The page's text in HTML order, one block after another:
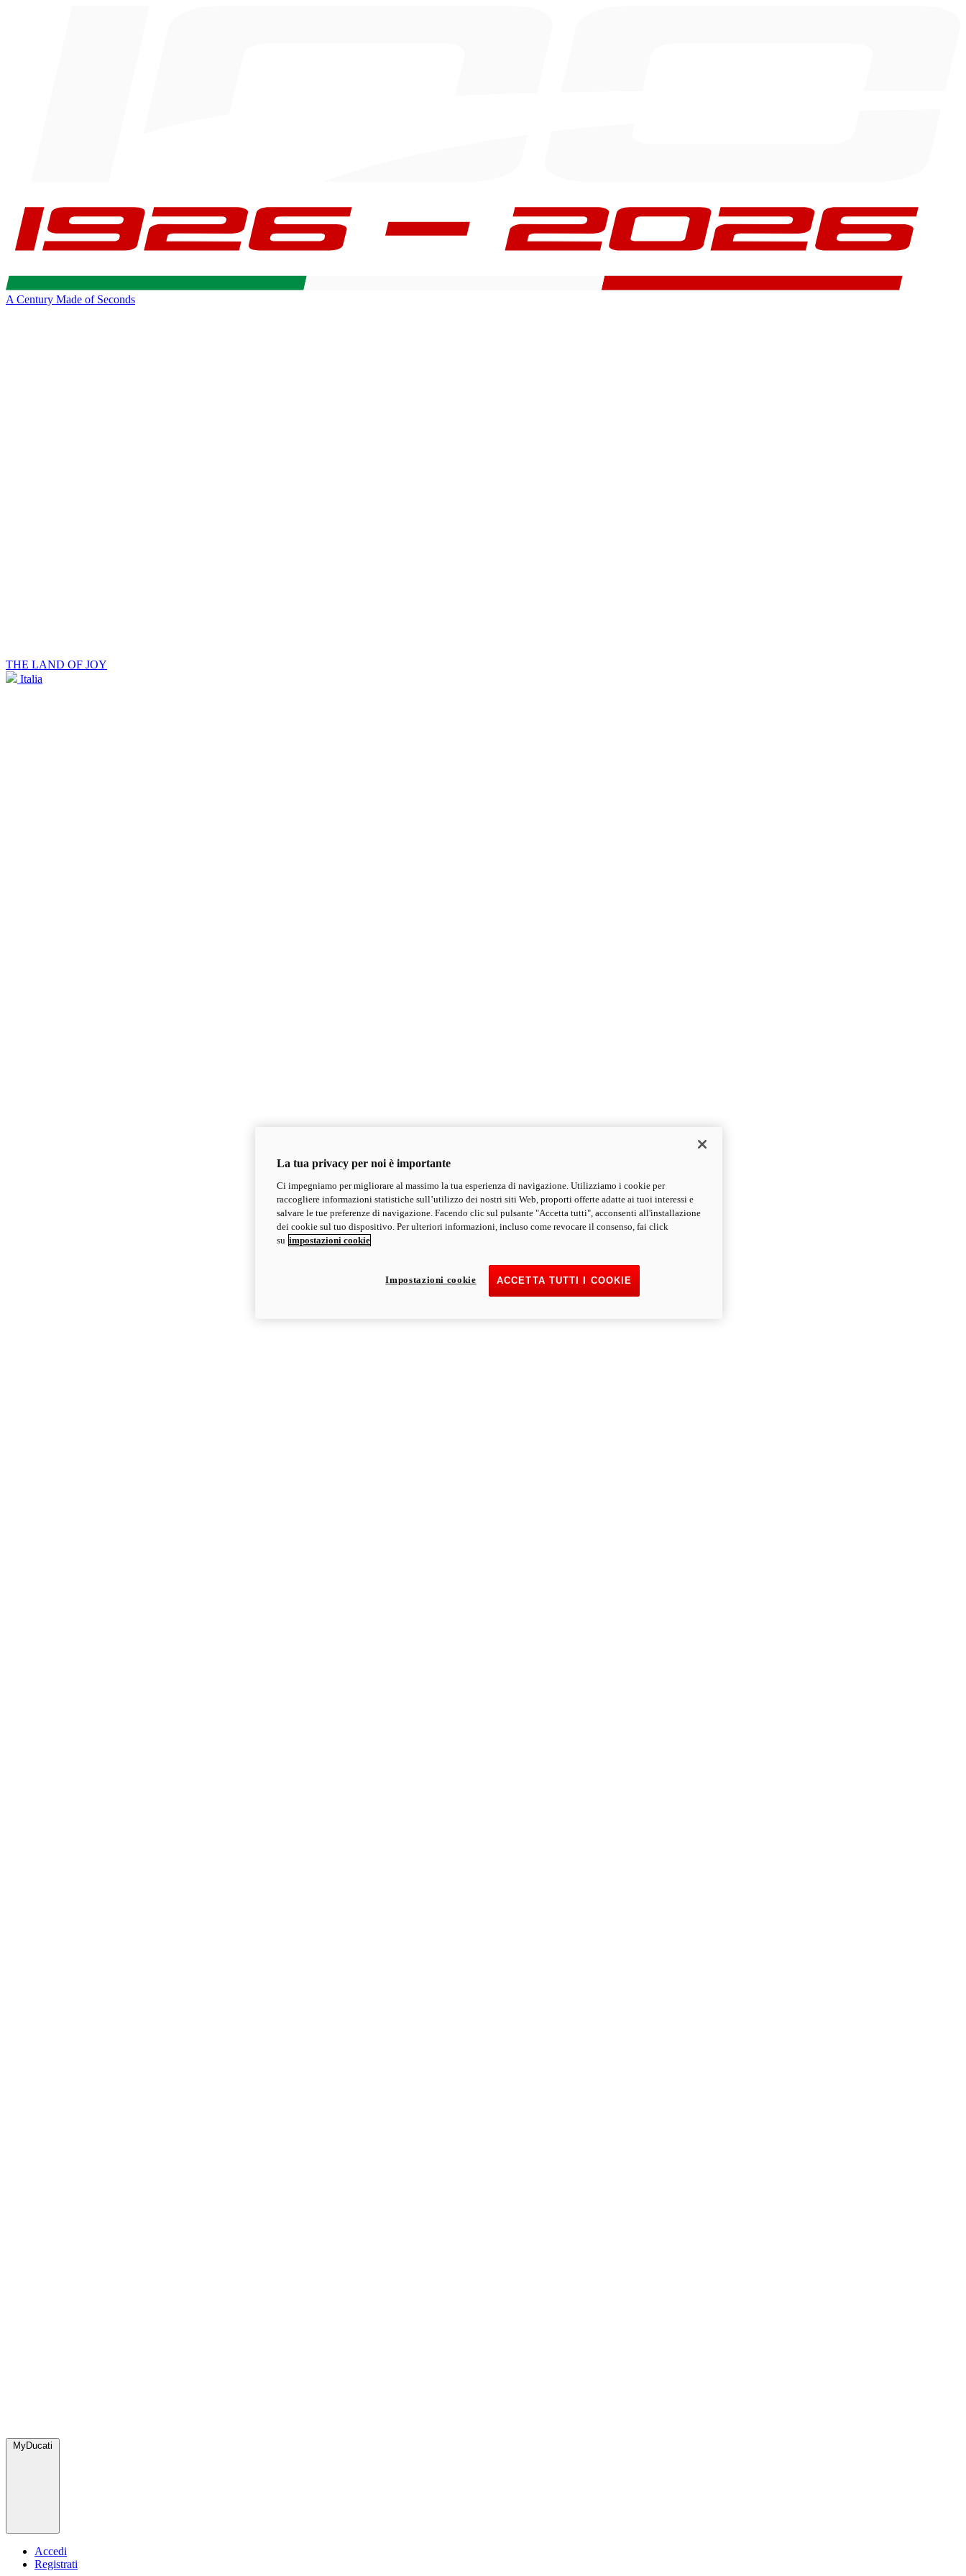
A Century Made of Seconds
THE LAND OF JOY
Italia
MyDucati
Accedi
Registrati
La tua privacy per noi è importante
Ci impegniamo per migliorare al massimo la tua esperienza di navigazione. Utilizziamo i cookie per
raccogliere informazioni statistiche sull’utilizzo dei nostri siti Web, proporti offerte adatte ai tuoi interessi e
salvare le tue preferenze di navigazione. Facendo clic sul pulsante "Accetta tutti", acconsenti all'installazione
dei cookie sul tuo dispositivo. Per ulteriori informazioni, incluso come revocare il consenso, fai click
su impostazioni cookie
ACCETTA TUTTI I COOKIE
Impostazioni cookie